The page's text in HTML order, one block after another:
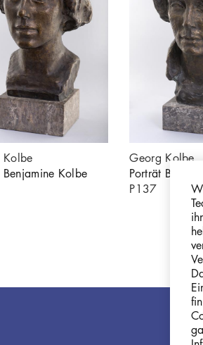
Benjamine Kolbe
Georg Kolbe
Porträt
P137